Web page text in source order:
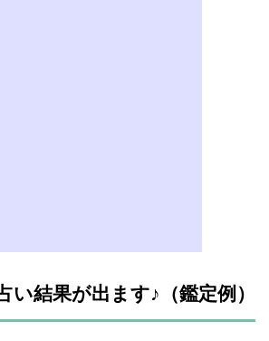
い結果が出ます♪（鑑定例）